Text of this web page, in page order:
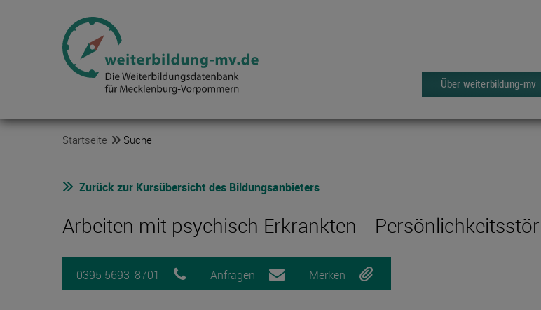
Über weiterbildung-mv
Startseite Suche
Zurück zur Kursübersicht des Bildungsanbieters
Arbeiten mit psychisch Erkrankten -
0395 5693-8701 Anfragen Merken